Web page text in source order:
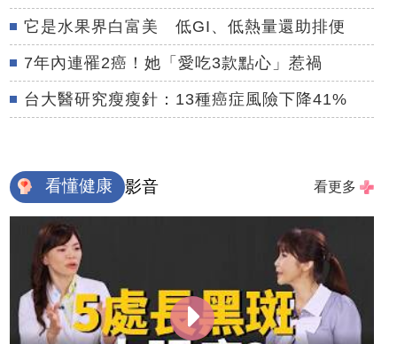
它是水果界白富美 低GI、低熱量還助排便
7年內連罹2癌！她「愛吃3款點心」惹禍
台大醫研究瘦瘦針：13種癌症風險下降41%
看懂健康 影音 看更多